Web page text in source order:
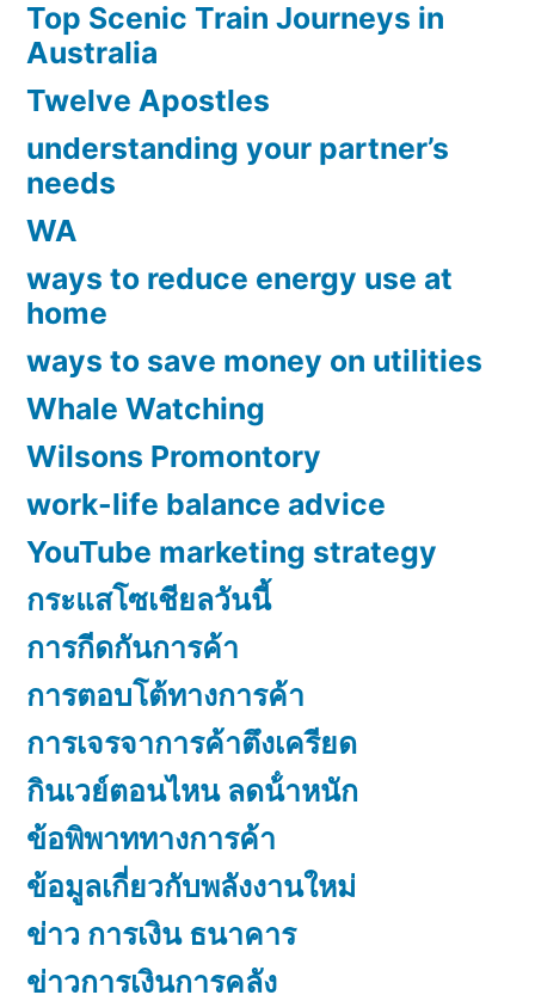
Top Scenic Train Journeys in
Australia
Twelve Apostles
understanding your partner’s
needs
WA
ways to reduce energy use at
home
ways to save money on utilities
Whale Watching
Wilsons Promontory
work-life balance advice
YouTube marketing strategy
กระแสโซเชียลวันนี้
การกีดกันการค้า
การตอบโต้ทางการค้า
การเจรจาการค้าตึงเครียด
กินเวย์ตอนไหน ลดน้ําหนัก
ข้อพิพาททางการค้า
ข้อมูลเกี่ยวกับพลังงานใหม่
ข่าว การเงิน ธนาคาร
ข่าวการเงินการคลัง